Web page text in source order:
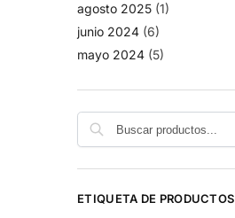
agosto 2025 (1)
junio 2024 (6)
mayo 2024 (5)
ETIQUETA DE PRODUCTOS